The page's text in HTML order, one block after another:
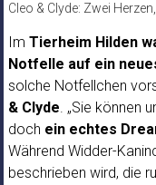
Cleo & Clyde: Zwei
Im Tierheim Hilden
Notfelle auf ein
solche Notfellchen
& Clyde. „Sie können
doch ein echtes
Während Widder-
beschrieben wird, die